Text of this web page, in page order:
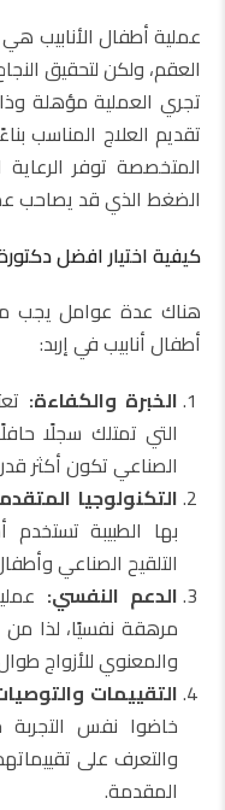
عملية أطفال الأنابيب
العقم، ولكن لتحقيق
تجري العملية مؤهلة
تقديم العلاج المناسب
المتخصصة توفر الرعاية
الضغط الذي قد يصاحب
كيفية اختيار افضل
هناك عدة عوامل يجب
أطفال أنابيب في إربد:
الخبرة والكفاءة:
التي تمتلك سجلًا
الصناعي تكون أكثر
التكنولوجيا
بها الطبيبة
التلقيح الصناعي
الدعم النفسي:
مرهقة نفسيًا، لذا من
والمعنوي للأزواج
التقييمات
خاضوا نفس التجربة
والتعرف على
المقدمة.